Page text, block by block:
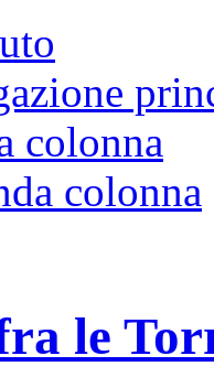
colonna
colonna
le